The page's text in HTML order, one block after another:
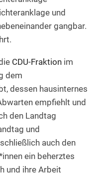
und
gangbar.
CDU-Fraktion im
dem
dessen hausinternes
empfiehlt und
den Landtag
und
auch den
ein beherztes
und ihre Arbeit